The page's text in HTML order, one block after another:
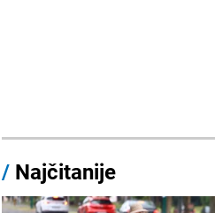
/ Najčitanije